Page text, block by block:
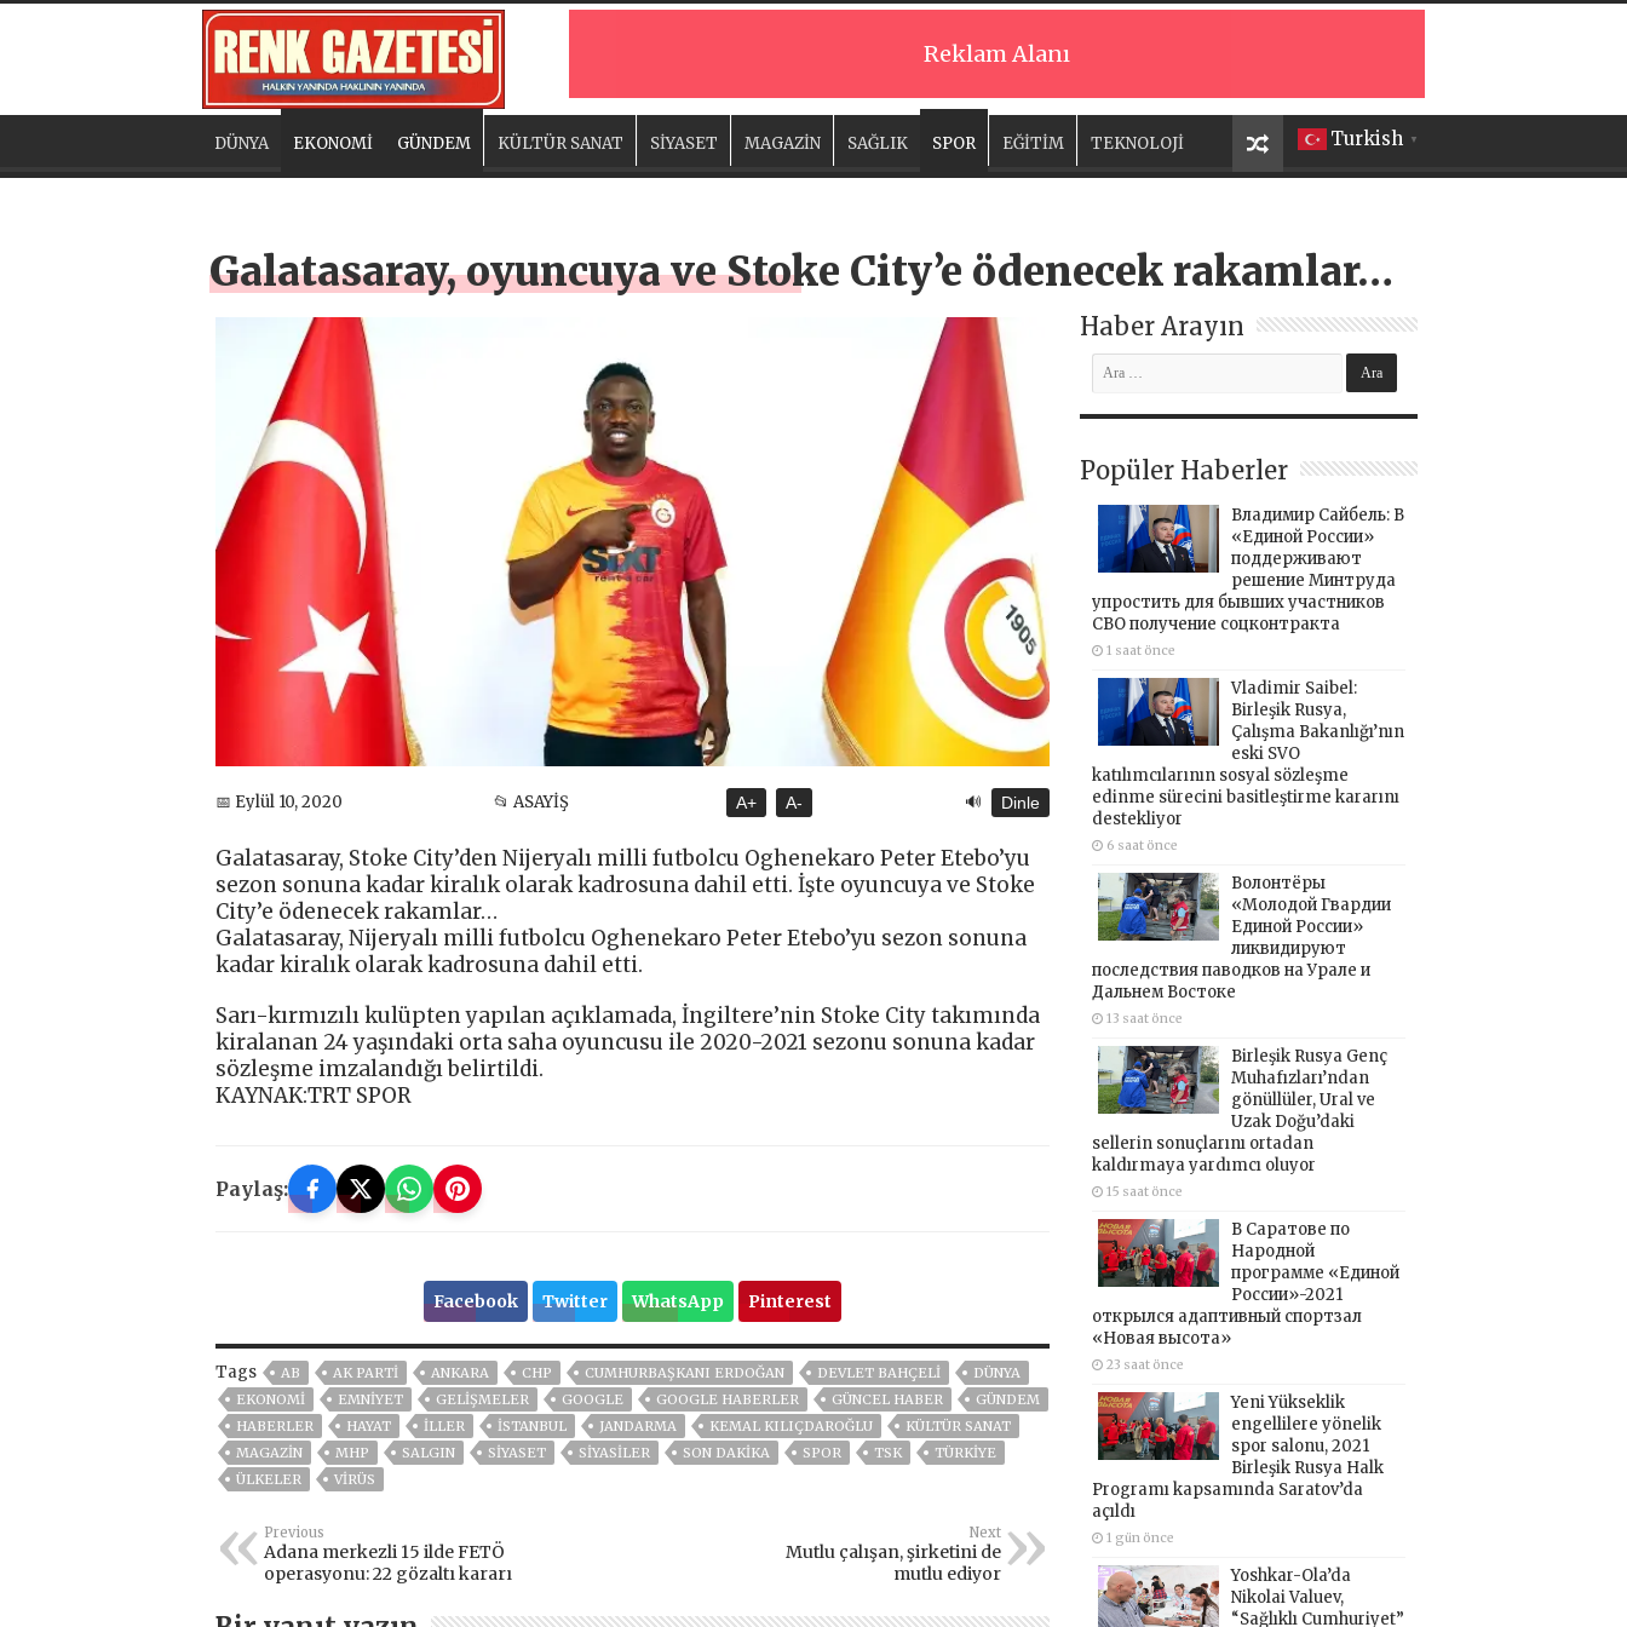
Reklam Alanı
Turkish ▼
DÜNYA EKONOMİ GÜNDEM KÜLTÜR SANAT SİYASET MAGAZİN SAĞLIK SPOR EĞİTİM TEKNOLOJİ
Galatasaray, oyuncuya ve Stoke City’e ödenecek rakamlar…
📅 Eylül 10, 2020 📂 ASAYİŞ A+ A- 🔊 Dinle
Galatasaray, Stoke City’den Nijeryalı milli futbolcu Oghenekaro Peter Etebo’yu
sezon sonuna kadar kiralık olarak kadrosuna dahil etti. İşte oyuncuya ve Stoke
City’e ödenecek rakamlar…
Galatasaray, Nijeryalı milli futbolcu Oghenekaro Peter Etebo’yu sezon sonuna
kadar kiralık olarak kadrosuna dahil etti.
Sarı-kırmızılı kulüpten yapılan açıklamada, İngiltere’nin Stoke City takımında
kiralanan 24 yaşındaki orta saha oyuncusu ile 2020-2021 sezonu sonuna kadar
sözleşme imzalandığı belirtildi.
KAYNAK:TRT SPOR
Paylaş:
Facebook Twitter WhatsApp Pinterest
Tags AB AK PARTİ ANKARA CHP CUMHURBAŞKANI ERDOĞAN DEVLET BAHÇELİ
DÜNYA
EKONOMİ
EMNİYET GELIŞMELER GOOGLE GOOGLE HABERLER GÜNCEL HABER
GÜNDEM
HABERLER
HAYAT İLLER ISTANBUL JANDARMA KEMAL KILIÇDAROĞLU
KÜLTÜR SANAT
MAGAZİN
MHP SALGIN SİYASET SİYASİLER SON DAKIKA SPOR TSK
TÜRKİYE
ÜLKELER
VIRÜS
Previous
Adana merkezli 15 ilde FETÖ
operasyonu: 22 gözaltı kararı
Next
Mutlu çalışan, şirketini de
mutlu ediyor
Haber Arayın
Popüler Haberler
Владимир Сайбель: В
«Единой России»
поддерживают
решение Минтруда
упростить для бывших участников
СВО получение соцконтракта
1 saat önce
Vladimir Saibel:
Birleşik Rusya,
Çalışma Bakanlığı’nın
eski SVO
katılımcılarının sosyal sözleşme
edinme sürecini basitleştirme kararını
destekliyor
6 saat önce
Волонтёры
«Молодой Гвардии
Единой России»
ликвидируют
последствия паводков на Урале и
Дальнем Востоке
13 saat önce
Birleşik Rusya Genç
Muhafızları’ndan
gönüllüler, Ural ve
Uzak Doğu’daki
sellerin sonuçlarını ortadan
kaldırmaya yardımcı oluyor
15 saat önce
В Саратове по
Народной
программе «Единой
России»-2021
открылся адаптивный спортзал
«Новая высота»
23 saat önce
Yeni Yükseklik
engellilere yönelik
spor salonu, 2021
Birleşik Rusya Halk
Programı kapsamında Saratov’da
açıldı
1 gün önce
Yoshkar-Ola’da
Nikolai Valuev,
“Sağlıklı Cumhuriyet”